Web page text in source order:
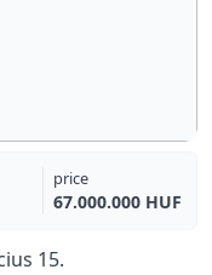
price
67.000.000 HUF
15.